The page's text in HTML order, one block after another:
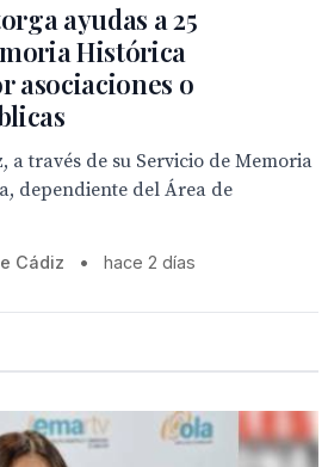
ayudas a 25
Histórica
asociaciones o
a través de su Servicio de Memoria
dependiente del Área de
Cádiz • hace 2 días